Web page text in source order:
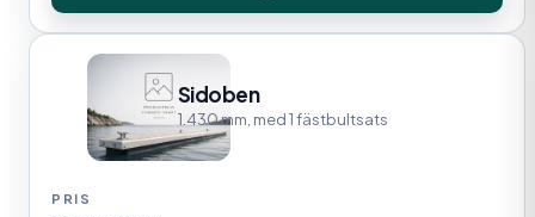
Sidoben
1.430 mm, med 1 fästbultsats